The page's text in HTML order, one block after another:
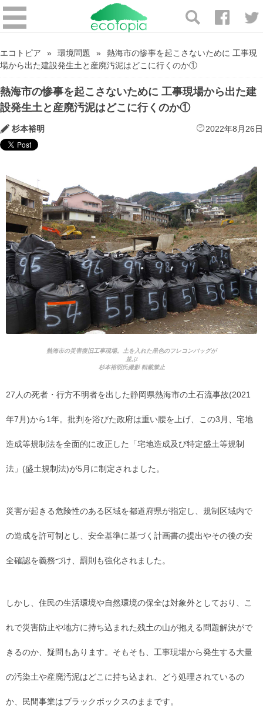
エコトピア 環境問題
熱海市の惨事を起こさないために 工事現
場から出た建設発生土と産廃汚泥はどこに行くのか①
熱海市の惨事を起こさないために 工事現場から出た建
設発生土と産廃汚泥はどこに行くのか①
杉本裕明 2022年8月26日
熱海市の災害復旧工事現場。土を入れた黒色のフレコンバッグが
並ぶ
杉本裕明氏撮影 転載禁止
27人の死者・行方不明者を出した静岡県熱海市の土石流事故(2021
年7月)から1年。批判を浴びた政府は重い腰を上げ、この3月、宅地
造成等規制法を全面的に改正した「宅地造成及び特定盛土等規制
法」(盛土規制法)が5月に制定されました。
災害が起きる危険性のある区域を都道府県が指定し、規制区域内で
の造成を許可制とし、安全基準に基づく計画書の提出やその後の安
全確認を義務づけ、罰則も強化されました。
しかし、住民の生活環境や自然環境の保全は対象外としており、こ
れで災害防止や地方に持ち込まれた残土の山が抱える問題解決がで
きるのか、疑問もあります。そもそも、工事現場から発生する大量
の汚染土や産廃汚泥はどこに持ち込まれ、どう処理されているの
か、民間事業はブラックボックスのままです。